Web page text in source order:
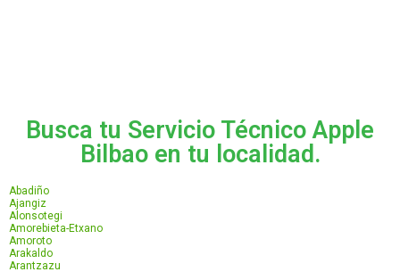
Busca tu Servicio Técnico Apple
Bilbao en tu localidad.
Abadiño
Ajangiz
Alonsotegi
Amorebieta-Etxano
Amoroto
Arakaldo
Arantzazu